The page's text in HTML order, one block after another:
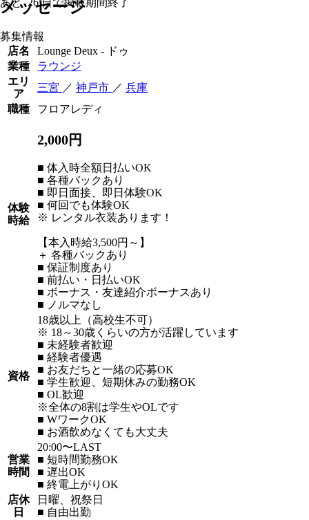
あと26日で掲載期間終了
メッセージ
募集情報
店名
Lounge Deux - ドゥ
業種
ラウンジ
エリ
ア
三宮 ／ 神戸市 ／ 兵庫
職種
フロアレディ
体験
時給
2,000円
■ 体入時全額日払いOK
■ 各種バックあり
■ 即日面接、即日体験OK
■ 何回でも体験OK
※ レンタル衣装あります！
【本入時給3,500円～】
＋ 各種バックあり
■ 保証制度あり
■ 前払い・日払いOK
■ ボーナス・友達紹介ボーナスあり
■ ノルマなし
資格
18歳以上（高校生不可）
※ 18～30歳くらいの方が活躍しています
■ 未経験者歓迎
■ 経験者優遇
■ お友だちと一緒の応募OK
■ 学生歓迎、短期休みの勤務OK
■ OL歓迎
※全体の8割は学生やOLです
■ WワークOK
■ お酒飲めなくても大丈夫
営業
時間
20:00〜LAST
■ 短時間勤務OK
■ 遅出OK
■ 終電上がりOK
店休
日
日曜、祝祭日
■ 自由出勤